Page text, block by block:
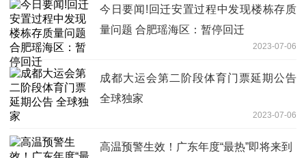
今日要闻!回迁安置过程中发现楼栋存质
量问题 合肥瑶海区：暂停回迁
2023-07-06
成都大运会第二阶段体育门票延期公告
全球独家
2023-07-06
高温预警生效！广东年度“最热”即将来到